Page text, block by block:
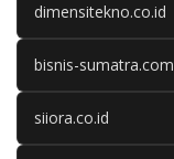
dimensitekno.co.id
bisnis-sumatra.com
siiora.co.id